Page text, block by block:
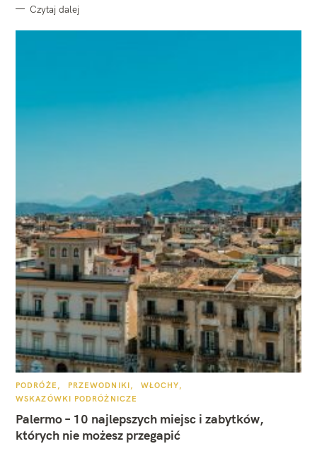
Czytaj dalej
K
T
G
R
PODRÓŻE PRZEWODNIKI
WŁOCHY
WSKAZÓWKI PODRÓŻNICZE
Palermo – 10 najlepszych miejsc i zabytków,
których nie możesz przegapić